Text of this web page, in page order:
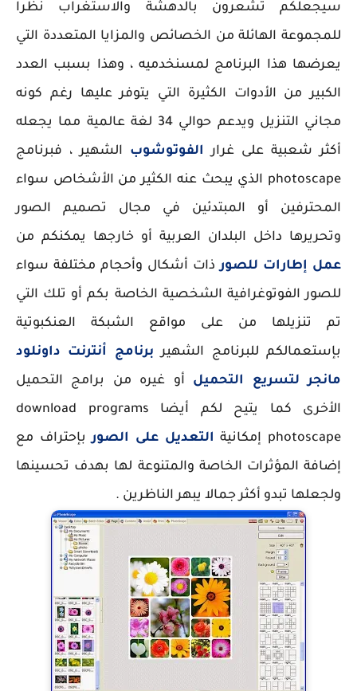
سيجعلكم تشعرون بالدهشة والاستغراب نظرا
للمجموعة الهائلة من الخصائص والمزايا المتعددة التي
يعرضها هذا البرنامج لمسنخدميه ، وهذا بسبب العدد
الكبير من الأدوات الكثيرة التي يتوفر عليها رغم كونه
مجاني التنزيل ويدعم حوالي 34 لغة عالمية مما يجعله
أكثر شعبية على غرار الفوتوشوب الشهير ، فبرنامج
photoscape الذي يبحث عنه الكثير من الأشخاص سواء
المحترفين أو المبتدئين في مجال تصميم الصور
وتحريرها داخل البلدان العربية أو خارجها يمكنكم من
عمل إطارات للصورذات أشكال وأحجام مختلفة سواء
للصور الفوتوغرافية الشخصية الخاصة بكم أو تلك التي
تم تنزيلها من على مواقع الشبكة العنكبوتية
بإستعمالكم للبرنامج الشهير برنامج أنترنت داونلود
مانجر لتسريع التحميل أو غيره من برامج التحميل
الأخرى كما يتيح لكم أيضا download programs
photoscape إمكانية
التعديل على الصوربإحتراف مع
إضافة المؤثرات الخاصة والمتنوعة لها بهدف تحسينها
ولجعلها تبدو أكثر جمالا يبهر الناظرين .